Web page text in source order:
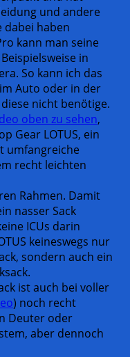
und andere
dabei haben
kann man seine
in
So kann ich das
Auto oder in der
nicht benötige.
oben zu sehen,
Gear LOTUS, ein
umfangreiche
recht leichten
Rahmen. Damit
nasser Sack
ICUs darin
keineswegs nur
sondern auch ein
ist auch bei voller
) noch recht
Deuter oder
aber dennoch